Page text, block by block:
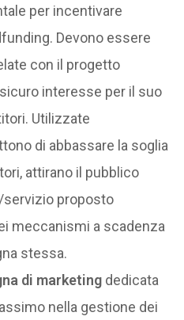
per incentivare
Devono essere
con il progetto
interesse per il suo
Utilizzate
di abbassare la soglia
attirano il pubblico
proposto
meccanismi a scadenza
stessa.
di marketing dedicata
nella gestione dei